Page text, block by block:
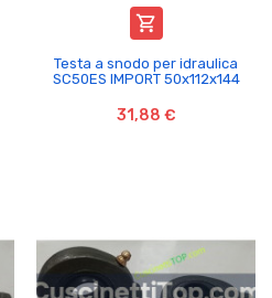

Testa a snodo per idraulica
SC50ES IMPORT 50x112x144
31,88 €